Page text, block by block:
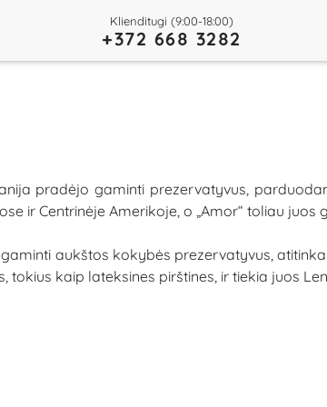
Klienditugi (9:00-18:00)
+372 668 3282
pradėjo gaminti prezervatyvus,
ir Centrinėje Amerikoje, o „Amor“ toliau juos
aukštos kokybės prezervatyvus,
kaip lateksines pirštines, ir tiekia juos